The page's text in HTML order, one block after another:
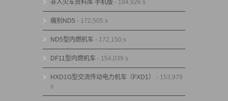
非人火车资料库 手机版 - 184,926 s
痛别ND5 - 172,505 s
ND5型内燃机车 - 172,150 s
DF11型内燃机车 - 154,039 s
HXD1G型交流传动电力机车（FXD1）
- 153,979
s